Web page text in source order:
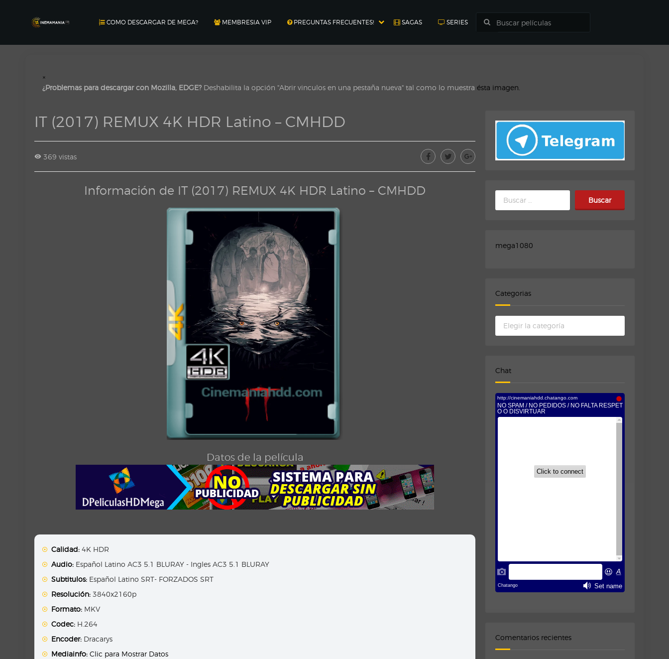
COMO DESCARGAR DE MEGA? MEMBRESIA VIP PREGUNTAS FRECUENTES! SAGAS SERIES
×
¿Problemas para descargar con Mozilla, EDGE? Deshabilita la opción "Abrir vinculos en una pestaña nueva" tal como lo muestra ésta imagen.
IT (2017) REMUX 4K HDR Latino – CMHDD
369 vistas
Información de IT (2017) REMUX 4K HDR Latino – CMHDD
Datos de la película
Calidad: 4K HDR
Audio: Español Latino AC3 5.1 BLURAY - Ingles AC3 5.1 BLURAY
Subtitulos: Español Latino SRT- FORZADOS SRT
Resolución: 3840x2160p
Formato: MKV
Codec: H.264
Encoder: Dracarys
Mediainfo: Clic para Mostrar Datos
Buscar:
mega1080
Categorias
Categorias
Chat
Comentarios recientes